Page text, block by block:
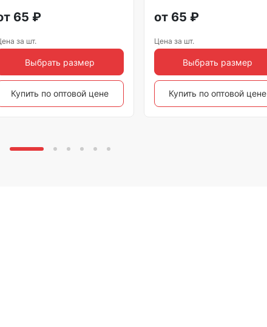
65 ₽
за шт.
Выбрать размер
Купить по оптовой цене
от 65 ₽
Цена за шт.
Выбрать размер
Купить по оптовой цене